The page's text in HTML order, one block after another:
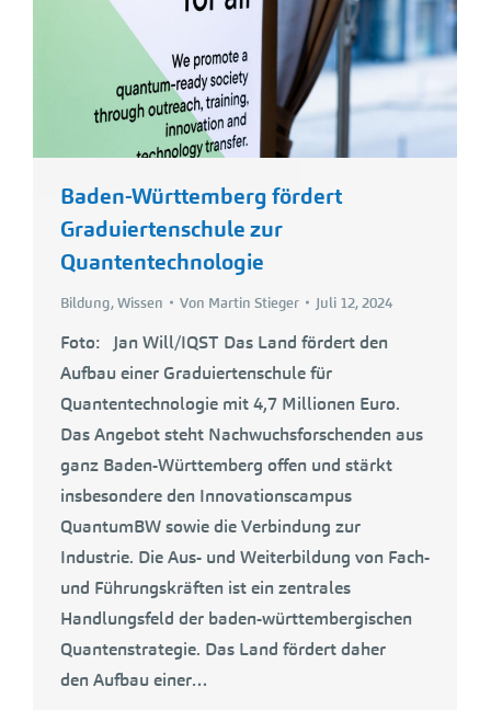
Baden-Württemberg fördert
Graduiertenschule zur
Quantentechnologie
Bildung,Wissen Von Martin Stieger Juli 12, 2024
Foto: Jan Will/IQST Das Land fördert den
Aufbau einer Graduiertenschule für
Quantentechnologie mit 4,7 Millionen Euro.
Das Angebot steht Nachwuchsforschenden aus
ganz Baden-Württemberg offen und stärkt
insbesondere den Innovationscampus
QuantumBW sowie die Verbindung zur
Industrie. Die Aus- und Weiterbildung von Fach-
und Führungskräften ist ein zentrales
Handlungsfeld der baden-württembergischen
Quantenstrategie. Das Land fördert daher
den Aufbau einer…